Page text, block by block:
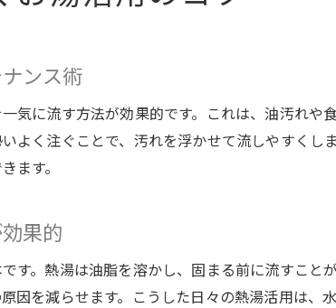
ンス術
気に流す方法が効果的です。これは、油汚れ
よく注ぐことで、汚れを浮かせて流しやすく
ます。
果的
す。熱湯は油脂を溶かし、固まる前に流すこと
因を減らせます。こうした日々の熱湯活用は